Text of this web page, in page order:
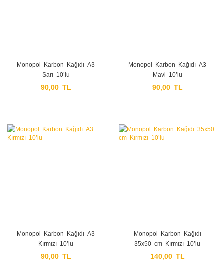
Monopol Karbon Kağıdı A3
Sarı 10’lu
90,00 TL
Monopol Karbon Kağıdı A3
Mavi 10’lu
90,00 TL
Monopol Karbon Kağıdı A3
Kırmızı 10’lu
90,00 TL
Monopol Karbon Kağıdı
35x50 cm Kırmızı 10’lu
140,00 TL